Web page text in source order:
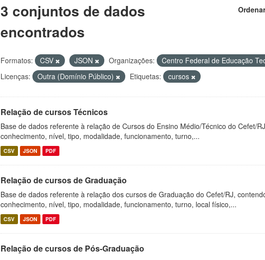
3 conjuntos de dados
encontrados
Formatos: CSV JSON Organizações:
Centro Federal de Educação
Licenças:
Outra (Domínio Público) Etiquetas: cursos
Relação de cursos Técnicos
Base de dados referente à relação de Cursos do Ensino Médio/Técnico do Cefet/
conhecimento, nível, tipo, modalidade, funcionamento, turno,...
CSV JSON PDF
Relação de cursos de Graduação
Base de dados referente à relação dos cursos de Graduação do Cefet/RJ,
conhecimento, nível, tipo, modalidade, funcionamento, turno, local físico,...
CSV JSON PDF
Relação de cursos de Pós-Graduação